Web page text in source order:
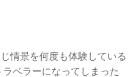
情景を何度も体験している
ベラーになってしまった